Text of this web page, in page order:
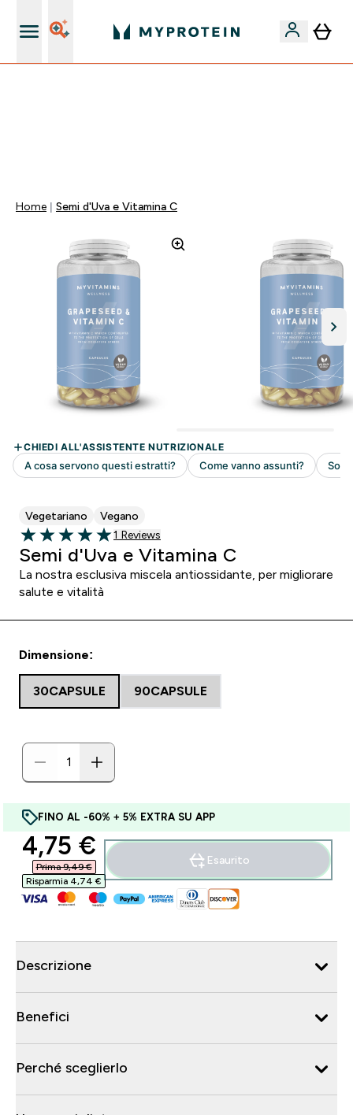
Home Semi d'Uva e Vitamina C
Vegetariano Vegano
5 out of 5 stars
1 customer reviews
1 Reviews
Semi d'Uva e Vitamina C
La nostra esclusiva miscela antiossidante, per migliorare
salute e vitalità
Dimensione:
30CAPSULE 90CAPSULE
FINO AL -60% + 5% EXTRA SU APP
discounted price
4,75 €‎
Prima 9,49 €‎
Risparmia 4,74 €‎
Esaurito
Descrizione
Benefici
Perché sceglierlo